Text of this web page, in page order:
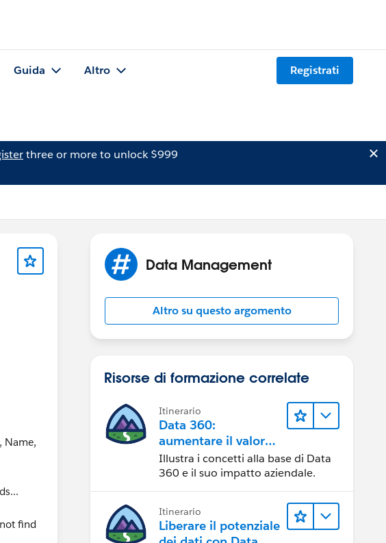
Guida Altro Registrati
three or more to unlock $999
Name,
find
Data Management
Altro su questo argomento
Risorse di formazione correlate
Itinerario
Data 360:
aumentare il valore
dei dati
Illustra i concetti alla base di Data
360 e il suo impatto aziendale.
Itinerario
Liberare il potenziale